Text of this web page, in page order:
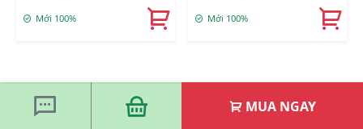
MUA NGAY
Mới 100% Mới 100%